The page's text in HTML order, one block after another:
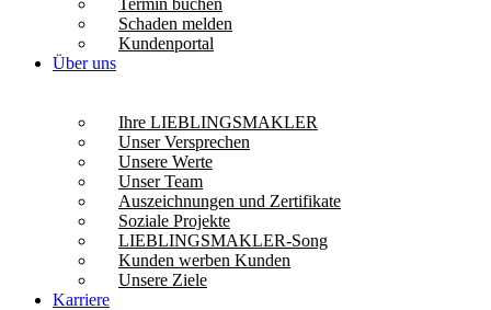
Termin buchen
Schaden melden
Kundenportal
Über uns
Ihre LIEBLINGSMAKLER
Unser Versprechen
Unsere Werte
Unser Team
Auszeichnungen und Zertifikate
Soziale Projekte
LIEBLINGSMAKLER-Song
Kunden werben Kunden
Unsere Ziele
Karriere